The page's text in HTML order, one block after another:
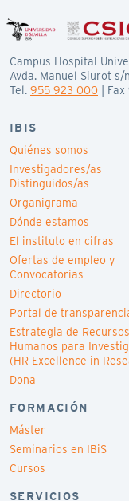
Campus Hospital
Avda. Manuel Siurot s/
Tel. 955 923 000 | Fax
IBIS
Quiénes somos
Investigadores/as
Distinguidos/as
Organigrama
Dónde estamos
El instituto en cifras
Ofertas de empleo y
Convocatorias
Directorio
Portal de
Estrategia de Recursos
Humanos para
(HR Excellence in
Dona
FORMACIÓN
Máster
Seminarios en IBiS
Cursos
SERVICIOS